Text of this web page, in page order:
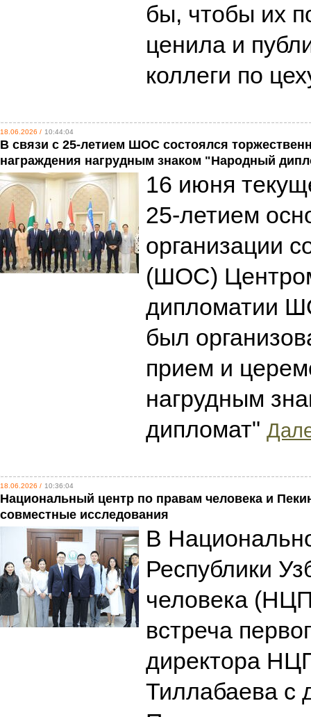
бы, чтобы их
ценила и
коллеги по
18.06.2026 / 10:44:04
В связи с 25-летием ШОС состоялся
награждения нагрудным знаком "Народный
16 июня
25-летием
организации
(ШОС)
дипломатии
был
прием и
нагрудным
дипломат"
18.06.2026 / 10:36:04
Национальный центр по правам человека и
совместные исследования
В
Республики
человека
встреча
директора
Тиллабаева с